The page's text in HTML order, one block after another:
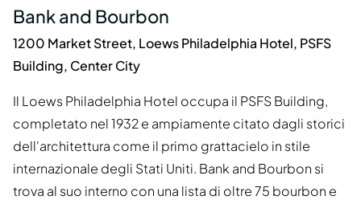
Bank and Bourbon
1200 Market Street, Loews Philadelphia Hotel, PSFS
Building, Center City
Il Loews Philadelphia Hotel occupa il PSFS Building,
completato nel 1932 e ampiamente citato dagli storici
dell'architettura come il primo grattacielo in stile
internazionale degli Stati Uniti. Bank and Bourbon si
trova al suo interno con una lista di oltre 75 bourbon e